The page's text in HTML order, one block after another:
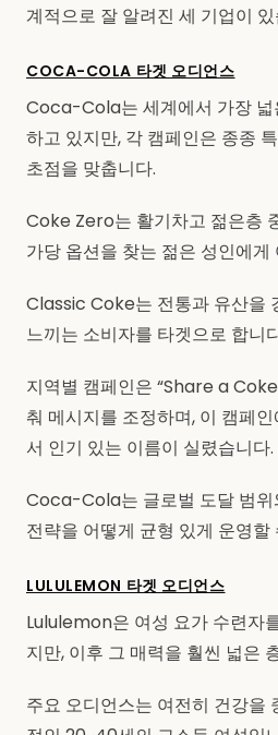
계적으로 잘 알려진 세 기업이
COCA-COLA 타겟 오디언스
Coca-Cola는 세계에서 가장 넓
하고 있지만, 각 캠페인은 종종
초점을 맞춥니다.
Coke Zero는 활기차고 젊은층
가당 옵션을 찾는 젊은 성인에게
Classic Coke는 전통과 유산을
느끼는 소비자를 타겟으로 합니
지역별 캠페인은 “Share a
춰 메시지를 조정하며, 이 캠페
서 인기 있는 이름이 실렸습니다.
Coca-Cola는 글로벌 도달 범위
전략을 어떻게 균형 있게 운영할
LULULEMON 타겟 오디언스
Lululemon은 여성 요가 수련자
지만, 이후 그 매력을 훨씬 넓은
주요 오디언스는 여전히 건강을